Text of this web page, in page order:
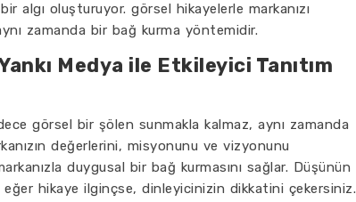
algı oluşturuyor. görsel hikayelerle markanızı
zamanda bir bağ kurma yöntemidir.
Medya ile Etkileyici Tanıtım
görsel bir şölen sunmakla kalmaz, aynı zamanda
değerlerini, misyonunu ve vizyonunu
duygusal bir bağ kurmasını sağlar. Düşünün
eğer hikaye ilginçse, dinleyicinizin dikkatini çekersiniz.